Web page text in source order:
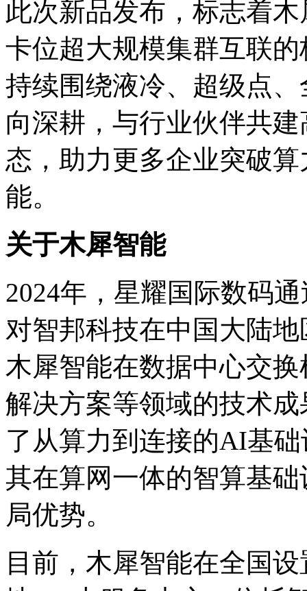
此次新品发布，标志
卡位超大规模集群互联的
持续围绕液冷、超级点
向深耕，与行业伙伴共建
态，助力更多企业突破
能。
关于木犀智能
2024年，星耀国际数码
对智邦科技在中国大陆
木犀智能在数据中心交换
解决方案等领域的技术成
了从算力到连接的AI基础
其在算网一体的智算基
局优势。
目前，木犀智能在全国